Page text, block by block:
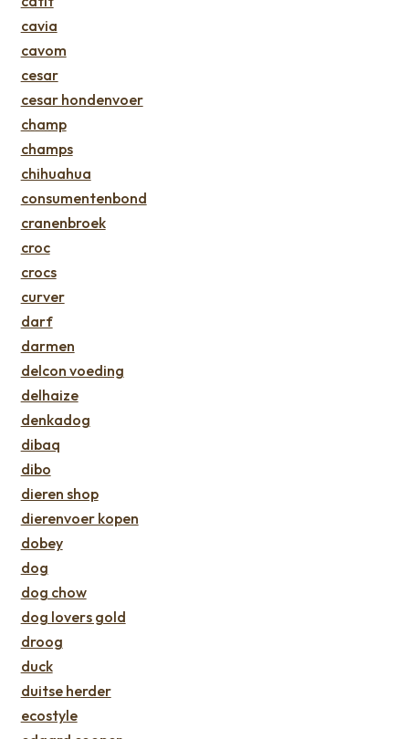
cavia
cavom
cesar
cesar hondenvoer
champ
champs
chihuahua
consumentenbond
cranenbroek
croc
crocs
curver
darf
darmen
delcon voeding
delhaize
denkadog
dibaq
dibo
dieren shop
dierenvoer kopen
dobey
dog
dog chow
dog lovers gold
droog
duck
duitse herder
ecostyle